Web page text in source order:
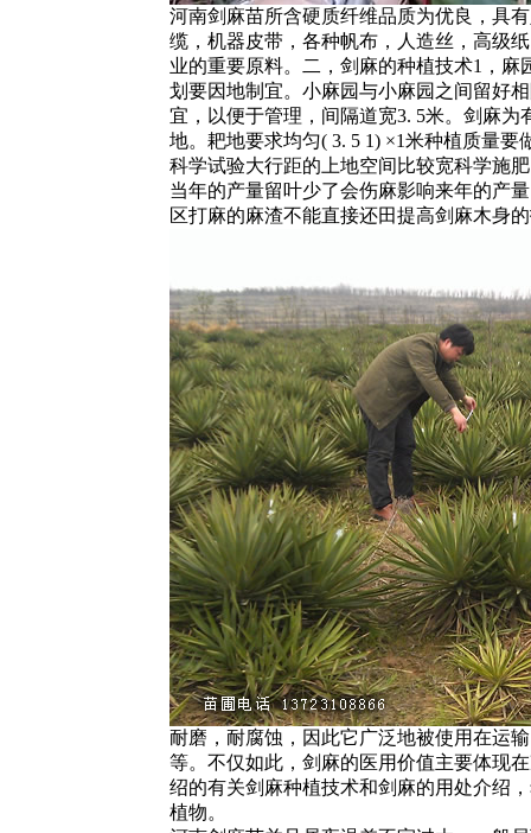
河南剑麻苗所含硬质纤维品质为优良，具
缆，机器皮带，各种帆布，人造丝，高级
业的重要原料。二，剑麻的种植技术1，
划要因地制宜。小麻园与小麻园之间留好
宜，以便于管理，间隔道宽3. 5米。剑麻
地。耙地要求均匀( 3. 5 1) ×1米种植质量
科学试验大行距的上地空间比较宽科学施
当年的产量留叶少了会伤麻影响来年的产
区打麻的麻渣不能直接还田提高剑麻木身
耐磨，耐腐蚀，因此它广泛地被使用在运
等。不仅如此，剑麻的医用价值主要体现
绍的有关剑麻种植技术和剑麻的用处介绍
植物。